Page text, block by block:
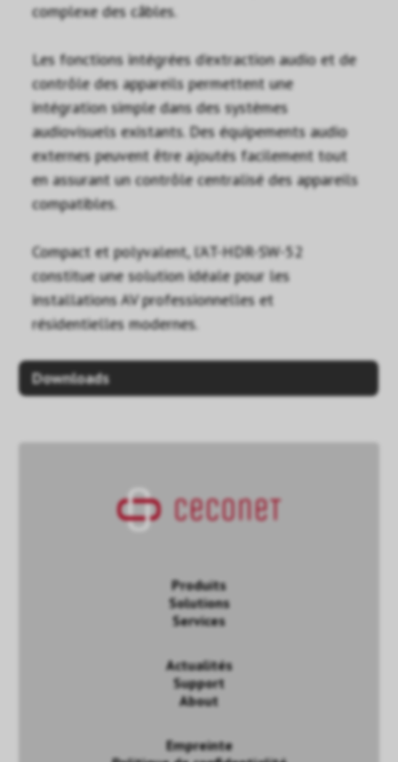
complexe des câbles.
Les fonctions intégrées d’extraction audio et de
contrôle des appareils permettent une
intégration simple dans des systèmes
audiovisuels existants. Des équipements audio
externes peuvent être ajoutés facilement tout
en assurant un contrôle centralisé des appareils
compatibles.
Compact et polyvalent, l’AT-HDR-SW-52
constitue une solution idéale pour les
installations AV professionnelles et
résidentielles modernes.
Downloads
Produits
Solutions
Services
Actualités
Support
About
Empreinte